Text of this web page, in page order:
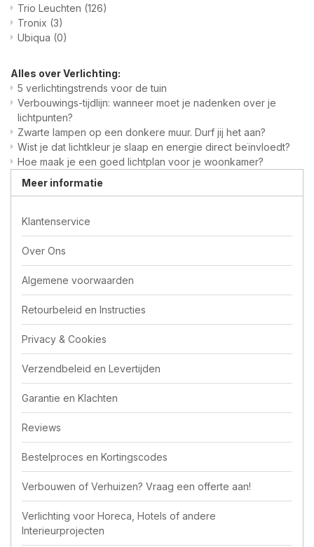
Trio Leuchten (126)
Tronix (3)
Ubiqua (0)
Alles over Verlichting:
5 verlichtingstrends voor de tuin
Verbouwings-tijdlijn: wanneer moet je nadenken over je
lichtpunten?
Zwarte lampen op een donkere muur. Durf jij het aan?
Wist je dat lichtkleur je slaap en energie direct beïnvloedt?
Hoe maak je een goed lichtplan voor je woonkamer?
Meer informatie
Klantenservice
Over Ons
Algemene voorwaarden
Retourbeleid en Instructies
Privacy & Cookies
Verzendbeleid en Levertijden
Garantie en Klachten
Reviews
Bestelproces en Kortingscodes
Verbouwen of Verhuizen? Vraag een offerte aan!
Verlichting voor Horeca, Hotels of andere
Interieurprojecten